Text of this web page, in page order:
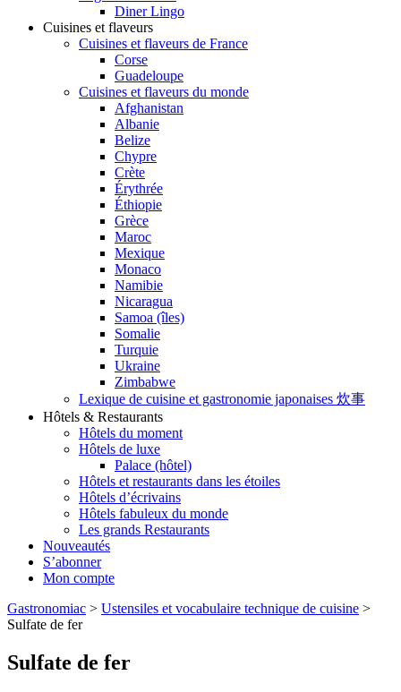
Diner Lingo
Cuisines et flaveurs
Cuisines et flaveurs de France
Corse
Guadeloupe
Cuisines et flaveurs du monde
Afghanistan
Albanie
Belize
Chypre
Crète
Érythrée
Éthiopie
Grèce
Maroc
Mexique
Monaco
Namibie
Nicaragua
Samoa (îles)
Somalie
Turquie
Ukraine
Zimbabwe
Lexique de cuisine et gastronomie japonaises 炊事
Hôtels & Restaurants
Hôtels du moment
Hôtels de luxe
Palace (hôtel)
Hôtels et restaurants dans les étoiles
Hôtels d’écrivains
Hôtels fabuleux du monde
Les grands Restaurants
Nouveautés
S’abonner
Mon compte
Gastronomiac > Ustensiles et vocabulaire technique de cuisine >
Sulfate de fer
Sulfate de fer